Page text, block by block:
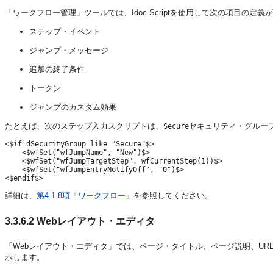
「ワークフロー管理」ツールでは、Idoc Scriptを使用して次の項目の定義
ステップ・イベント
ジャンプ・メッセージ
追加の終了条件
トークン
ジャンプのカスタム効果
たとえば、次のステップ入力スクリプトは、 Secureセキュリティ・グルー
<$if dSecurityGroup like "Secure"$>
    <$wfSet("wfJumpName", "New")$>
    <$wfSet("wfJumpTargetStep", wfCurrentStep(1))$>
    <$wfSet("wfJumpEntryNotifyOff", "0")$>
詳細は、 第4.1.8項「ワークフロー」 を参照してください。
3.3.6.2 Webレイアウト・エディタ
「Webレイアウト・エディタ」では、ページ・タイトル、ページ説明、
示します。